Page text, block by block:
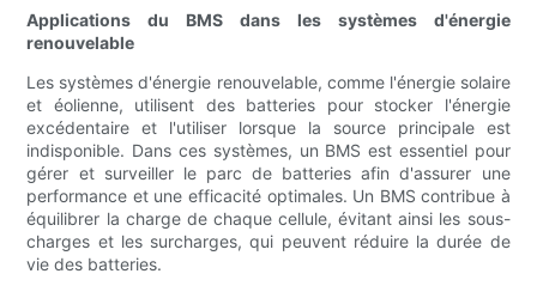
Applications du BMS dans les systèmes d'énergie
renouvelable
Les systèmes d'énergie renouvelable, comme l'énergie solaire
et éolienne, utilisent des batteries pour stocker l'énergie
excédentaire et l'utiliser lorsque la source principale est
indisponible. Dans ces systèmes, un BMS est essentiel pour
gérer et surveiller le parc de batteries afin d'assurer une
performance et une efficacité optimales. Un BMS contribue à
équilibrer la charge de chaque cellule, évitant ainsi les sous-
charges et les surcharges, qui peuvent réduire la durée de
vie des batteries.